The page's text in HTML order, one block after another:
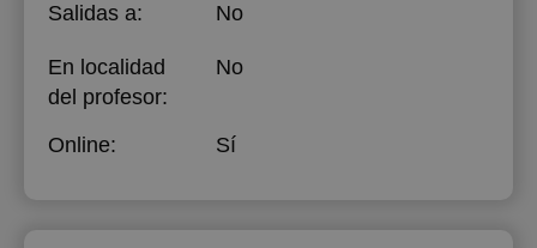
Salidas a: No
En localidad
del profesor:
No
Online: Sí